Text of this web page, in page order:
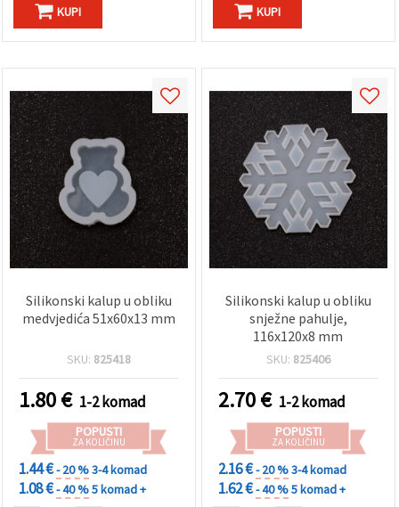
Prihvati
sve
Postavke
KUPI KUPI
Silikonski kalup u obliku
medvjedića 51x60x13 mm
SKU: 825418
1.80€ 1-2 komad
POPUSTI
ZA KOLIČINU
1.44 €- 20 %3-4 komad
1.08 €- 40 %5 komad +
Silikonski kalup u obliku
snježne pahulje,
116x120x8 mm
SKU: 825406
2.70€ 1-2 komad
POPUSTI
ZA KOLIČINU
2.16 €- 20 %3-4 komad
1.62 €- 40 %5 komad +